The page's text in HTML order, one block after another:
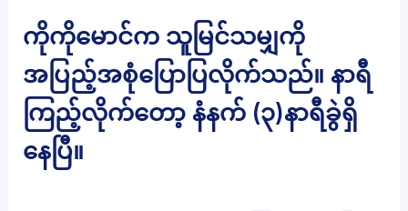
ကိုကိုမောင်က သူမြင်သမျှကို
အပြည့်အစုံပြောပြလိုက်သည်။ နာရီ
ကြည့်လိုက်တော့ နံနက် (၃)နာရီခွဲရှိ
နေပြီ။